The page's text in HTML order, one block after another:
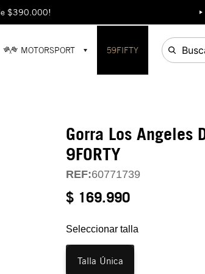
$390.000!
oficial de New Era en Colombia!
MOTORSPORT 59FIFTY
Gorra Los Angeles
9FORTY
REF:60771739
$ 169.990
Seleccionar talla
Talla Única